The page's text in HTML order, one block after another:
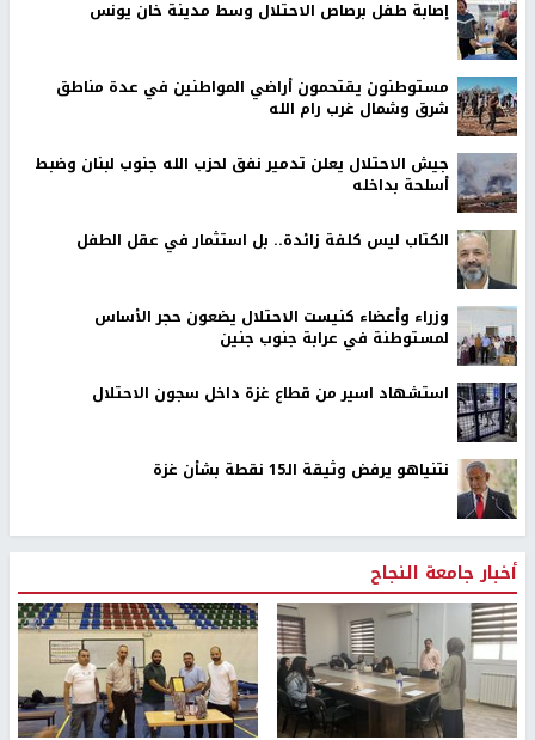
إصابة طفل برصاص الاحتلال وسط مدينة خان يونس
مستوطنون يقتحمون أراضي المواطنين في عدة مناطق
شرق وشمال غرب رام الله
جيش الاحتلال يعلن تدمير نفق لحزب الله جنوب لبنان وضبط
أسلحة بداخله
الكتاب ليس كلفة زائدة.. بل استثمار في عقل الطفل
وزراء وأعضاء كنيست الاحتلال يضعون حجر الأساس
لمستوطنة في عرابة جنوب جنين
استشهاد اسير من قطاع غزة داخل سجون الاحتلال
نتنياهو يرفض وثيقة الـ15 نقطة بشأن غزة
أخبار جامعة النجاح